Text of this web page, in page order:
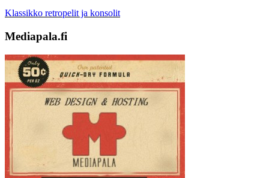
Klassikko retropelit ja konsolit
Mediapala.fi